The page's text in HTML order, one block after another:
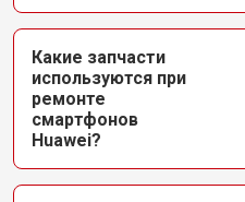
Какие запчасти
используются при
ремонте
смартфонов
Huawei?